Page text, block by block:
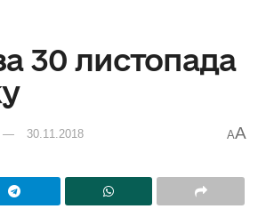
30 листопада
30.11.2018 AA